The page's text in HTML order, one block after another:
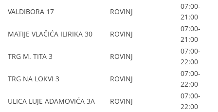
VALDIBORA 17
ROVINJ
07:00-
21:00
MATIJE VLAČIĆA ILIRIKA 30
ROVINJ
07:00-
21:00
TRG M. TITA 3
ROVINJ
07:00-
22:00
TRG NA LOKVI 3
ROVINJ
07:00-
22:00
ULICA LUJE ADAMOVIĆA 3A
ROVINJ
07:00-
22:00